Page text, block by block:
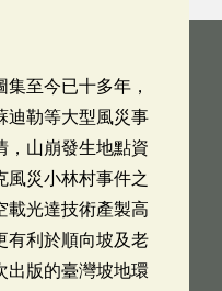
至今已十多年，
迪勒等大型風災事
，山崩發生地點資
風災小林村事件之
載光達技術產製高
有利於順向坡及老
出版的臺灣坡地環